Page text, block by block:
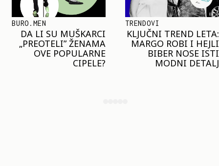
TRENDOVI
KLJUČNI TREND LETA:
MARGO ROBI I HEJLI
BIBER NOSE ISTI
MODNI DETALJ
SHOPPING
JOŠ JE RANO ZA JAKNE
– ALI U RESERVED JE
STIGAO MODEL KOJI
ĆE BITI VELIKI TREND